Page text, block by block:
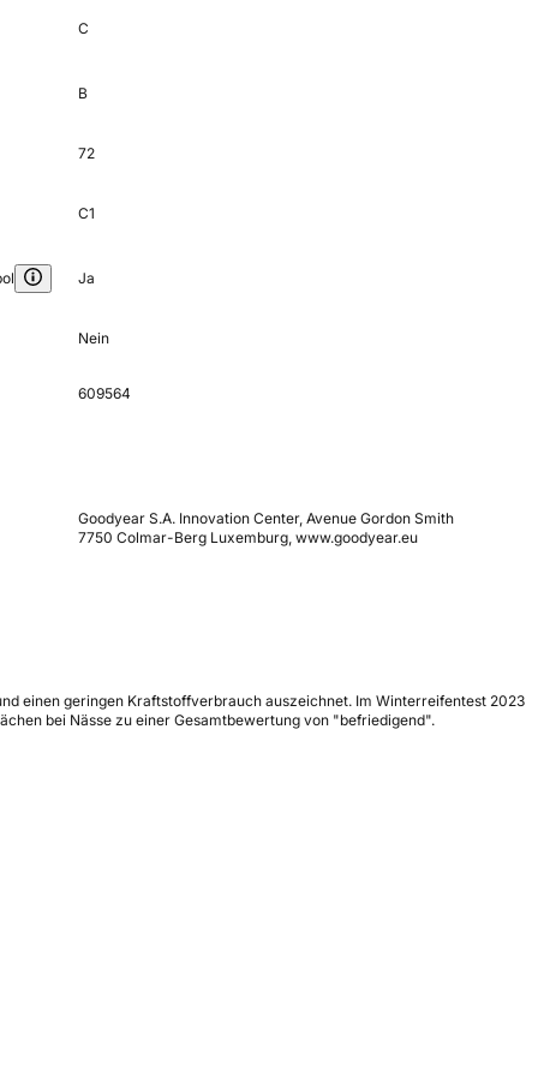
C
B
72
C1
Ja
Nein
609564
Goodyear S.A. Innovation Center, Avenue Gordon Smith
7750 Colmar-Berg Luxemburg, www.goodyear.eu
einen geringen Kraftstoffverbrauch auszeichnet. Im Winterreifentest 2023
bei Nässe zu einer Gesamtbewertung von "befriedigend".